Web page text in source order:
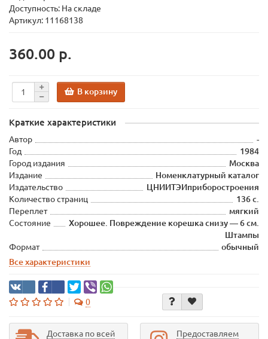
Доступность: На складе
Артикул: 11168138
360.00 р.
В корзину
Краткие характеристики
Автор
-
Год
1984
Город издания
Москва
Издание
Номенклатурный каталог
Издательство
ЦНИИТЭИприборостроения
Количество страниц
136 с.
Переплет
мягкий
Состояние
Хорошее. Повреждение корешка снизу — 6 см.
Штампы
Формат
обычный
Все характеристики
0
Доставка по всей
Предоставляем